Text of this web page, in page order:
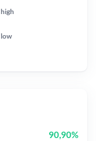
high
low
90,90%